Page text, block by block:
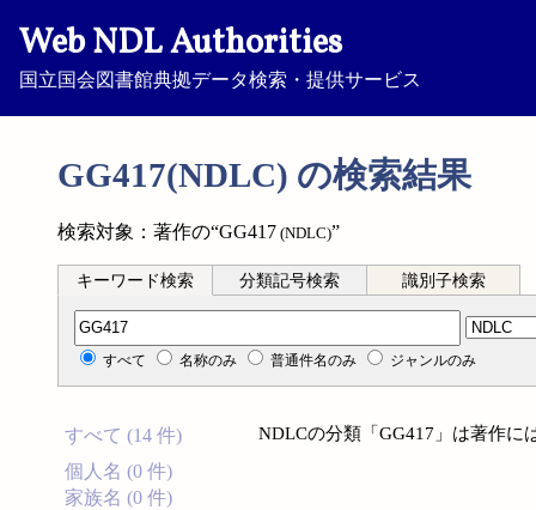
Web NDL Authorities
国立国会図書館典拠データ検索・提供サービス
GG417(NDLC) の検索結果
検索対象：著作の“GG417 (NDLC)”
キーワード検索 分類記号検索 識別子検索
分類記号検索
すべて 名称のみ 普通件名のみ ジャンルのみ
すべて (14 件)
個人名 (0 件)
家族名 (0 件)
NDLCの分類「GG417」は著作に